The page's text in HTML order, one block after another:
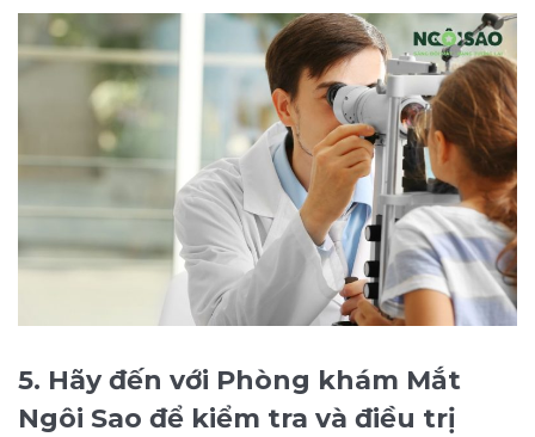
5. Hãy đến với Phòng khám Mắt
Ngôi Sao để kiểm tra và điều trị